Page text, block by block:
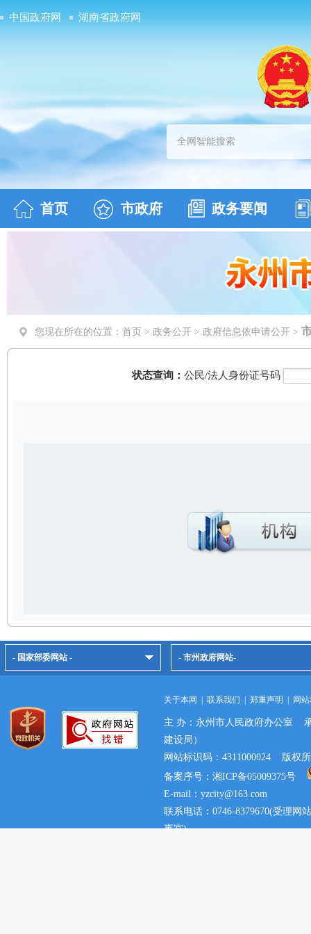
中国政府网 湖南省政府网
首页 市政府 政务要闻
您现在所在的位置： 首页 > 政务公开 > 政府信息依申请公开 >
状态查询： 公民/法人身份证号码
- 国家部委网站 - - 市州政府网站-
关于本网 联系我们 郑重声明 网
主 办：永州市人民政府办公室
建设局）
网站标识码：4311000024 版权
备案序号：湘ICP备05009375号
E-mail：yzcity@163.com
联系电话：0746-8379670(受理网
事宜)